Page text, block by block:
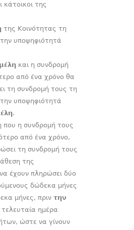
κάτοικοι της
της Κοινότητας τη
υποψηφιότητά
και η συνδρομή
από ένα χρόνο θα
τη συνδρομή τους τη
υποψηφιότητά
.
που η συνδρομή τους
από ένα χρόνο,
τη συνδρομή τους
της
έχουν πληρώσει δύο
δώδεκα μήνες
μήνες, πριντην
τελευταία ημέρα
ώστε να γίνουν